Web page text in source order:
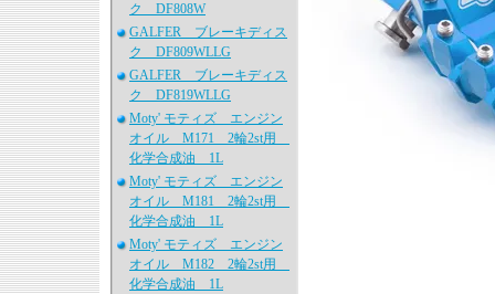
ク DF808W
GALFER ブレーキディス
ク DF809WLLG
GALFER ブレーキディス
ク DF819WLLG
Moty' モティズ エンジン
オイル M171 2輪2st用
化学合成油 1L
Moty' モティズ エンジン
オイル M181 2輪2st用
化学合成油 1L
Moty' モティズ エンジン
オイル M182 2輪2st用
化学合成油 1L